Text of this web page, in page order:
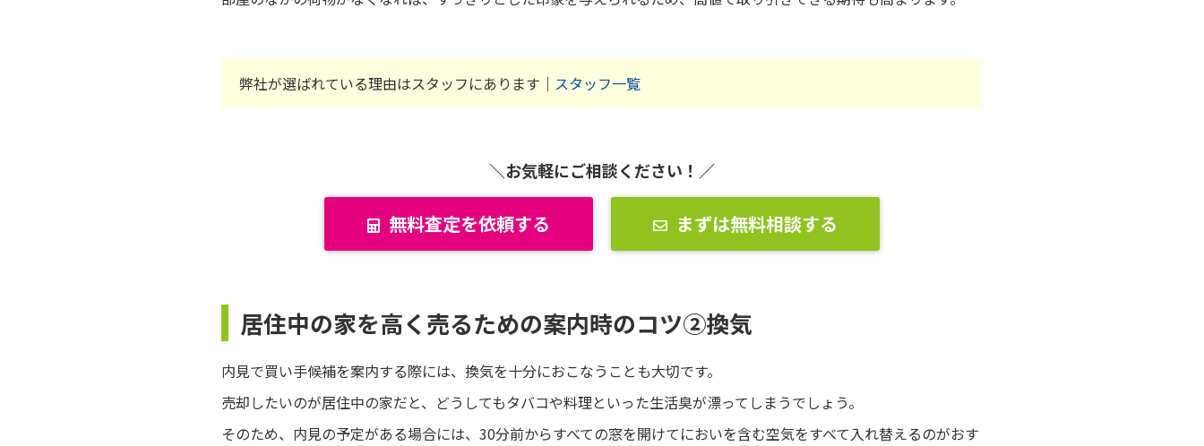
弊社が選ばれている理由はスタッフにあります｜ スタッフ一覧
＼お気軽にご相談ください！／
無料査定を依頼する まずは無料相談する
居住中の家を高く売るための案内時のコツ②換気
内見で買い手候補を案内する際には、換気を十分におこなうことも大切です。
売却したいのが居住中の家だと、どうしてもタバコや料理といった生活臭が漂ってしまうでしょう。
そのため、内見の予定がある場合には、30分前からすべての窓を開けてにおいを含む空気をすべて入れ替えるのがおす